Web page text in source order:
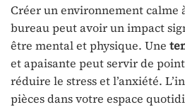
Créer un environnement calme
bureau peut avoir un impact
être mental et physique. Une
et apaisante peut servir de
réduire le stress et l’anxiété.
pièces dans votre espace